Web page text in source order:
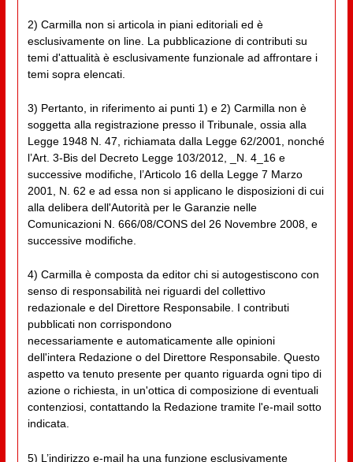
2) Carmilla non si articola in piani editoriali ed è
esclusivamente on line. La pubblicazione di contributi su
temi d'attualità è esclusivamente funzionale ad affrontare i
temi sopra elencati.
3) Pertanto, in riferimento ai punti 1) e 2) Carmilla non è
soggetta alla registrazione presso il Tribunale, ossia alla
Legge 1948 N. 47, richiamata dalla Legge 62/2001, nonché
l’Art. 3-Bis del Decreto Legge 103/2012, _N. 4_16 e
successive modifiche, l’Articolo 16 della Legge 7 Marzo
2001, N. 62 e ad essa non si applicano le disposizioni di cui
alla delibera dell'Autorità per le Garanzie nelle
Comunicazioni N. 666/08/CONS del 26 Novembre 2008, e
successive modifiche.
4) Carmilla è composta da editor chi si autogestiscono con
senso di responsabilità nei riguardi del collettivo
redazionale e del Direttore Responsabile. I contributi
pubblicati non corrispondono
necessariamente e automaticamente alle opinioni
dell'intera Redazione o del Direttore Responsabile. Questo
aspetto va tenuto presente per quanto riguarda ogni tipo di
azione o richiesta, in un'ottica di composizione di eventuali
contenziosi, contattando la Redazione tramite l'e-mail sotto
indicata.
5) L’indirizzo e-mail ha una funzione esclusivamente